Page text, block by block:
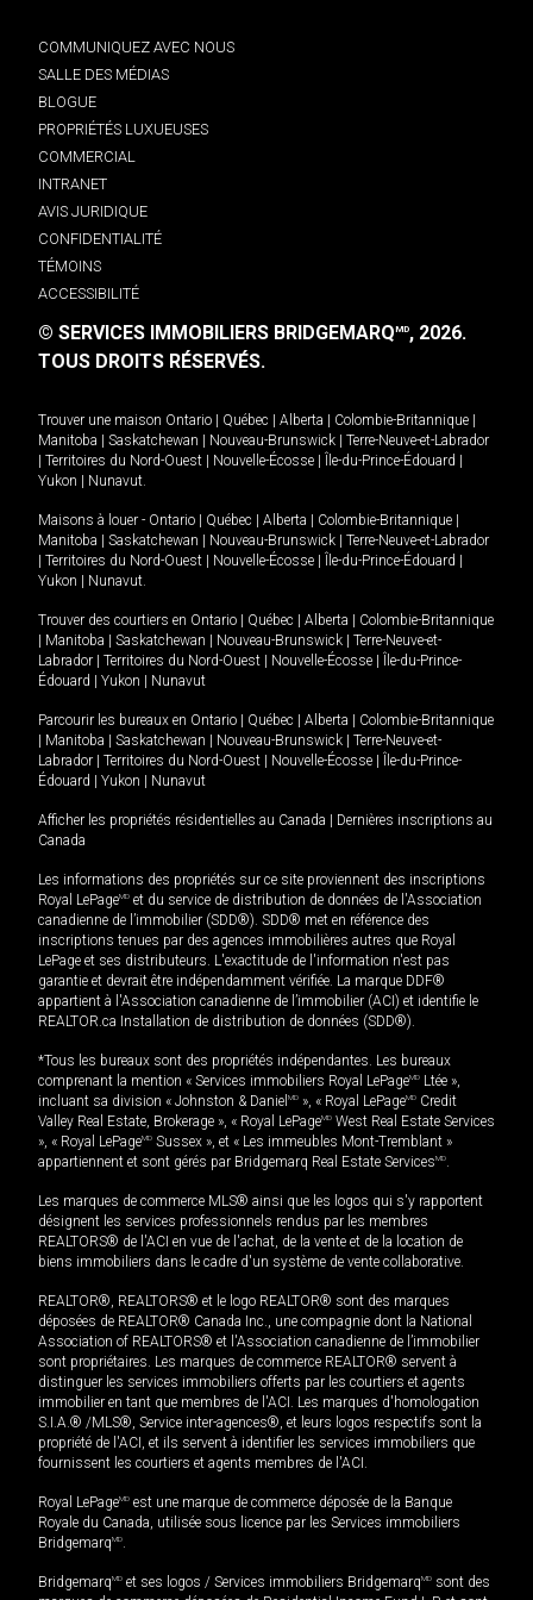
COMMUNIQUEZ AVEC NOUS
SALLE DES MÉDIAS
BLOGUE
PROPRIÉTÉS LUXUEUSES
COMMERCIAL
INTRANET
AVIS JURIDIQUE
CONFIDENTIALITÉ
TÉMOINS
ACCESSIBILITÉ
© SERVICES IMMOBILIERS BRIDGEMARQMD, 2026.
TOUS DROITS RÉSERVÉS.
Trouver une maison Ontario Québec Alberta Colombie-Britannique
Manitoba
Saskatchewan Nouveau-Brunswick
Terre-Neuve-et-Labrador
Territoires du Nord-Ouest Nouvelle-Écosse Île-du-Prince-Édouard
Yukon
Nunavut.
Maisons à louer - Ontario Québec Alberta Colombie-Britannique
Manitoba
Saskatchewan Nouveau-Brunswick
Terre-Neuve-et-Labrador
Territoires du Nord-Ouest Nouvelle-Écosse Île-du-Prince-Édouard
Yukon
Nunavut.
Trouver des courtiers en Ontario Québec Alberta
Colombie-Britannique
Manitoba Saskatchewan Nouveau-Brunswick
Terre-Neuve-et-
Labrador
Territoires du Nord-Ouest Nouvelle-Écosse
Île-du-Prince-
Édouard
Yukon Nunavut
Parcourir les bureaux en Ontario Québec Alberta
Colombie-Britannique
Manitoba Saskatchewan Nouveau-Brunswick
Terre-Neuve-et-
Labrador
Territoires du Nord-Ouest Nouvelle-Écosse
Île-du-Prince-
Édouard
Yukon Nunavut
Afficher les propriétés résidentielles au Canada
Dernières inscriptions au
Canada
Les informations des propriétés sur ce site proviennent des inscriptions
Royal LePageMD et du service de distribution de données de l'Association
canadienne de l’immobilier (SDD®). SDD® met en référence des
inscriptions tenues par des agences immobilières autres que Royal
LePage et ses distributeurs. L'exactitude de l'information n'est pas
garantie et devrait être indépendamment vérifiée. La marque DDF®
appartient à l'Association canadienne de l’immobilier (ACI) et identifie le
REALTOR.ca Installation de distribution de données (SDD®).
*Tous les bureaux sont des propriétés indépendantes. Les bureaux
comprenant la mention « Services immobiliers Royal LePageMD Ltée »,
incluant sa division « Johnston & Daniel MD », « Royal LePageMD Credit
Valley Real Estate, Brokerage », « Royal LePageMD West Real Estate Services
», « Royal LePageMD Sussex », et « Les immeubles Mont-Tremblant »
appartiennent et sont gérés par Bridgemarq Real Estate ServicesMD.
Les marques de commerce MLS® ainsi que les logos qui s'y rapportent
désignent les services professionnels rendus par les membres
REALTORS® de l'ACI en vue de l'achat, de la vente et de la location de
biens immobiliers dans le cadre d'un système de vente collaborative.
REALTOR®, REALTORS® et le logo REALTOR® sont des marques
déposées de REALTOR® Canada Inc., une compagnie dont la National
Association of REALTORS® et l'Association canadienne de l’immobilier
sont propriétaires. Les marques de commerce REALTOR® servent à
distinguer les services immobiliers offerts par les courtiers et agents
immobilier en tant que membres de l'ACI. Les marques d'homologation
S.I.A.® /MLS®, Service inter-agences®, et leurs logos respectifs sont la
propriété de l'ACI, et ils servent à identifier les services immobiliers que
fournissent les courtiers et agents membres de l'ACI.
Royal LePageMD est une marque de commerce déposée de la Banque
Royale du Canada, utilisée sous licence par les Services immobiliers
BridgemarqMD.
BridgemarqMD et ses logos / Services immobiliers BridgemarqMD sont des